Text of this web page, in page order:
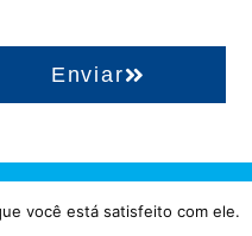
Enviar
você está satisfeito com ele.